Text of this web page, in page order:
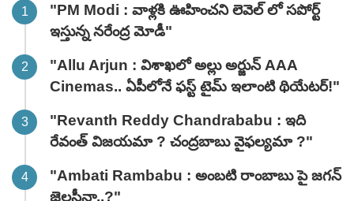
"PM Modi : వాళ్లకి ఊహించని లెవెల్ లో సపోర్ట్
ఇస్తున్న నరేంద్ర మోడీ"
"Allu Arjun : విశాఖలో అల్లు అర్జున్ AAA
Cinemas.. ఏపీలోనే ఫస్ట్ టైమ్ ఇలాంటి థియేటర్!"
"Revanth Reddy Chandrababu : ఇది
రేవంత్ విజయమా ? చంద్రబాబు వైఫల్యమా ?"
"Ambati Rambabu : అంబటి రాంబాబు పై జగన్
జెలసీనా..?"